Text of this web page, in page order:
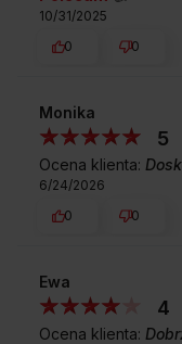
10/31/2025
0
0
Monika
5
Ocena klienta:
6/24/2026
0
0
Ewa
4
Ocena klienta: